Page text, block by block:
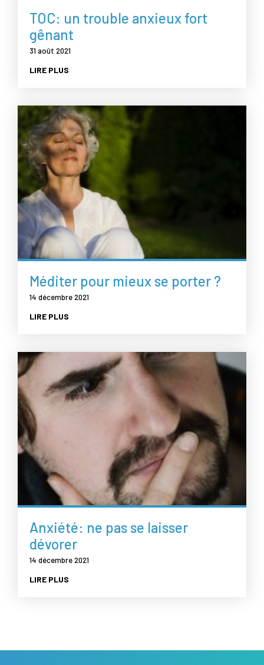
TOC: un trouble anxieux fort
gênant
31 août 2021
LIRE PLUS
Méditer pour mieux se porter ?
14 décembre 2021
LIRE PLUS
Anxiété: ne pas se laisser
dévorer
14 décembre 2021
LIRE PLUS